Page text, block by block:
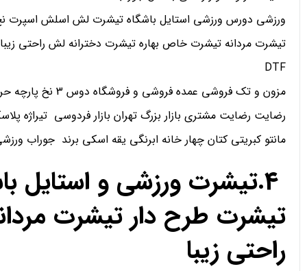
ورزشی دورس ورزشی استایل باشگاه تیشرت لش اسلش اسپرت
تیشرت مردانه تیشرت خاص بهاره تیشرت دخترانه لش راحتی
DTF
مزون و تک فروشی عمده فروشی و فروشگاه دوس 3 نخ پارچه حریر کریپ ساتن اعتماد
رضایت رضایت مشتری بازار بزرگ تهران بازار فردوسی تیراژه
مانتو کبریتی کتان چهار خانه ابرنگی یقه اسکی برند جوراب
4.تیشرت ورزشی و
تیشرت طرح دار تیشرت
راحتی زیبا